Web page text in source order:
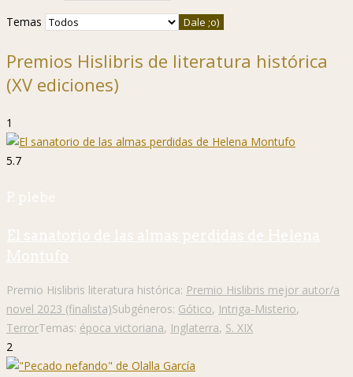
Temas
Premios Hislibris de literatura histórica
(XV ediciones)
1
5.7
P. plebe
El sanatorio de las almas perdidas de Helena
Montufo
Premio Hislibris literatura histórica: Premio Hislibris mejor autor/a
novel 2023 (finalista)Subgéneros: Gótico, Intriga-Misterio,
TerrorTemas: época victoriana, Inglaterra, S. XIX
2